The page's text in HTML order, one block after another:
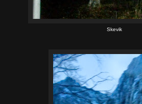
Skevik